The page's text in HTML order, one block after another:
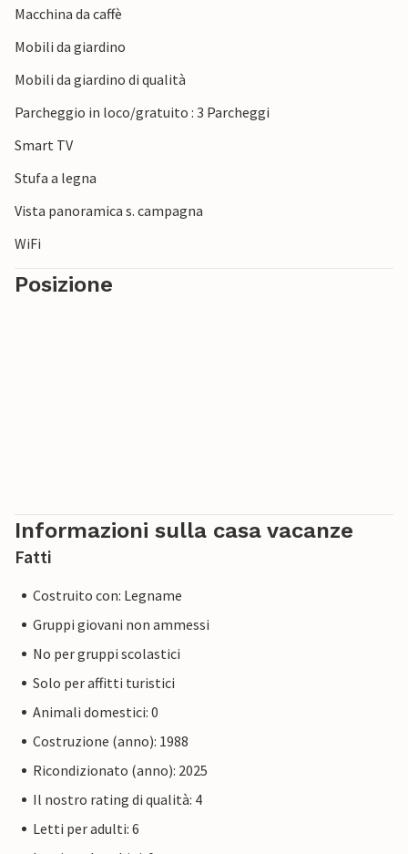
Macchina da caffè
Mobili da giardino
Mobili da giardino di qualità
Parcheggio in loco/gratuito : 3 Parcheggi
Smart TV
Stufa a legna
Vista panoramica s. campagna
WiFi
Posizione
Informazioni sulla casa vacanze
Fatti
Costruito con: Legname
Gruppi giovani non ammessi
No per gruppi scolastici
Solo per affitti turistici
Animali domestici: 0
Costruzione (anno): 1988
Ricondizionato (anno): 2025
Il nostro rating di qualità: 4
Letti per adulti: 6